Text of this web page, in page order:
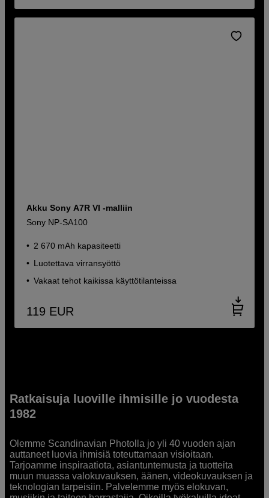
Akku Sony A7R VI -malliin
Sony NP-SA100
2 670 mAh kapasiteetti
Luotettava virransyöttö
Vakaat tehot kaikissa käyttötilanteissa
119 EUR
Ratkaisuja luoville ihmisille jo vuodesta
1982
Olemme Scandinavian Photolla jo yli 40 vuoden ajan
auttaneet luovia ihmisiä toteuttamaan visioitaan.
Tarjoamme inspiraatiota, asiantuntemusta ja tuotteita
muun muassa valokuvauksen, äänen, videokuvauksen ja
teknologian tarpeisiin. Palvelemme myös elokuvan,